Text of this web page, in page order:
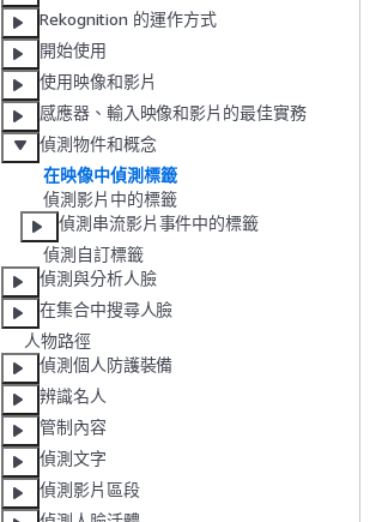
Rekognition 的運作方式
開始使用
使用映像和影片
感應器、輸入映像和影片的最佳實務
偵測物件和概念
在映像中偵測標籤
偵測影片中的標籤
偵測串流影片事件中的標籤
偵測自訂標籤
偵測與分析人臉
在集合中搜尋人臉
人物路徑
偵測個人防護裝備
辨識名人
管制內容
偵測文字
偵測影片區段